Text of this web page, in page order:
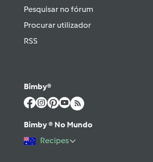
Pesquisar no fórum
Procurar utilizador
RSS
Bimby®
Bimby ® No Mundo
Recipes